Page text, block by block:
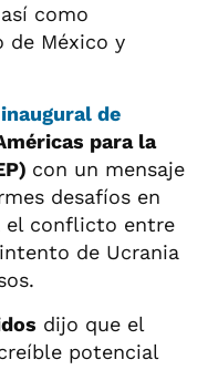
como
de México y
de
para la
con un mensaje
desafíos en
el conflicto entre
de Ucrania
dijo que el
potencial